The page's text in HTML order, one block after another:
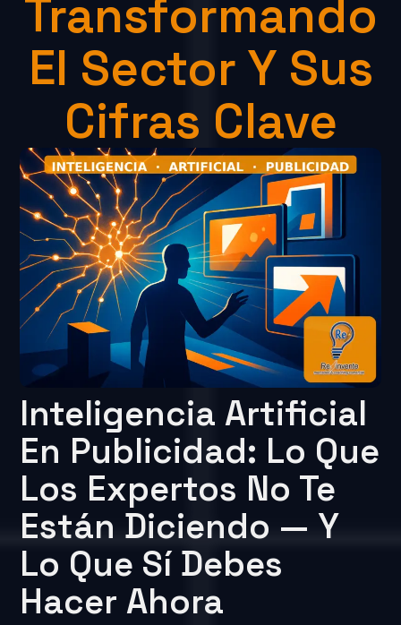
Transformando
El Sector Y Sus
Cifras Clave
Inteligencia Artificial
En Publicidad: Lo Que
Los Expertos No Te
Están Diciendo — Y
Lo Que Sí Debes
Hacer Ahora